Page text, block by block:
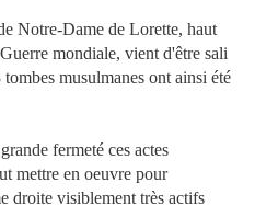
Notre-Dame de Lorette, haut
mondiale, vient d'être sali
musulmanes ont ainsi été
fermeté ces actes
mettre en oeuvre pour
droite visiblement très actifs